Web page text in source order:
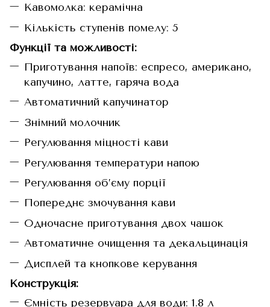
Кавомолка: керамічна
Кількість ступенів помелу: 5
Функції та можливості:
Приготування напоїв: еспресо, американо,
капучино, латте, гаряча вода
Автоматичний капучинатор
Знімний молочник
Регулювання міцності кави
Регулювання температури напою
Регулювання об’єму порції
Попереднє змочування кави
Одночасне приготування двох чашок
Автоматичне очищення та декальцинація
Дисплей та кнопкове керування
Конструкція:
Ємність резервуара для води: 1.8 л